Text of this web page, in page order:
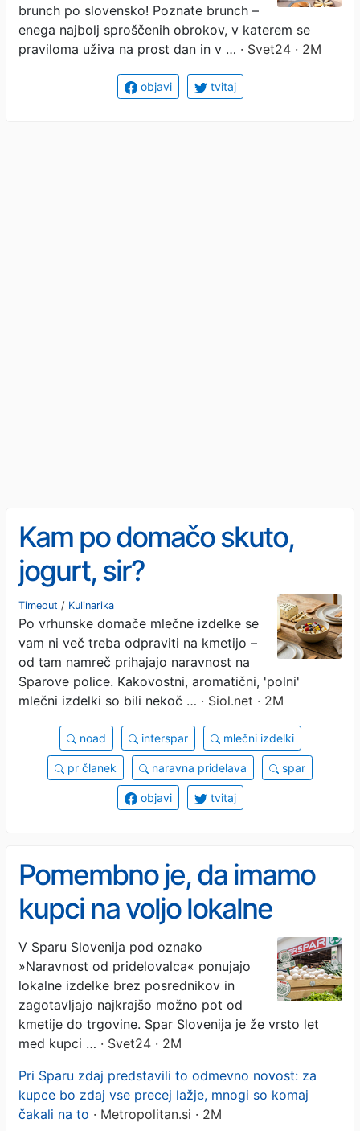
brunch po slovensko! Poznate brunch –
enega najbolj sproščenih obrokov, v katerem se
praviloma uživa na prost dan in v … · Svet24 · 2M
objavi tvitaj
Kam po domačo skuto,
jogurt, sir?
Timeout / Kulinarika
Po vrhunske domače mlečne izdelke se
vam ni več treba odpraviti na kmetijo –
od tam namreč prihajajo naravnost na
Sparove police. Kakovostni, aromatični, 'polni'
mlečni izdelki so bili nekoč … · Siol.net · 2M
noad interspar mlečni izdelki
pr članek naravna pridelava spar
objavi tvitaj
Pomembno je, da imamo
kupci na voljo lokalne
izdelke
V Sparu Slovenija pod oznako
»Naravnost od pridelovalca« ponujajo
lokalne izdelke brez posrednikov in
zagotavljajo najkrajšo možno pot od
kmetije do trgovine. Spar Slovenija je že vrsto let
med kupci … · Svet24 · 2M
Pri Sparu zdaj predstavili to odmevno novost: za
kupce bo zdaj vse precej lažje, mnogi so komaj
čakali na to · Metropolitan.si · 2M